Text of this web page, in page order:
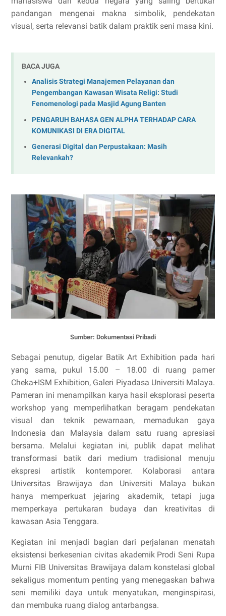
pandangan mengenai makna simbolik, pendekatan
visual, serta relevansi batik dalam praktik seni masa kini.
BACA JUGA
Analisis Strategi Manajemen Pelayanan dan
Pengembangan Kawasan Wisata Religi: Studi
Fenomenologi pada Masjid Agung Banten
PENGARUH BAHASA GEN ALPHA TERHADAP CARA
KOMUNIKASI DI ERA DIGITAL
Generasi Digital dan Perpustakaan: Masih
Relevankah?
Sumber: Dokumentasi Pribadi
Sebagai penutup, digelar Batik Art Exhibition pada hari
yang sama, pukul 15.00 – 18.00 di ruang pamer
Cheka+ISM Exhibition, Galeri Piyadasa Universiti Malaya.
Pameran ini menampilkan karya hasil eksplorasi peserta
workshop yang memperlihatkan beragam pendekatan
visual dan teknik pewarnaan, memadukan gaya
Indonesia dan Malaysia dalam satu ruang apresiasi
bersama. Melalui kegiatan ini, publik dapat melihat
transformasi batik dari medium tradisional menuju
ekspresi artistik kontemporer. Kolaborasi antara
Universitas Brawijaya dan Universiti Malaya bukan
hanya memperkuat jejaring akademik, tetapi juga
memperkaya pertukaran budaya dan kreativitas di
kawasan Asia Tenggara.
Kegiatan ini menjadi bagian dari perjalanan menatah
eksistensi berkesenian civitas akademik Prodi Seni Rupa
Murni FIB Universitas Brawijaya dalam konstelasi global
sekaligus momentum penting yang menegaskan bahwa
seni memiliki daya untuk menyatukan, menginspirasi,
dan membuka ruang dialog antarbangsa.